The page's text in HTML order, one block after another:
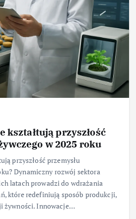
kształtują przyszłość
w 2025 roku
przyszłość przemysłu
Dynamiczny rozwój sektora
latach prowadzi do wdrażania
które redefiniują sposób produkcji,
żywności. Innowacje…